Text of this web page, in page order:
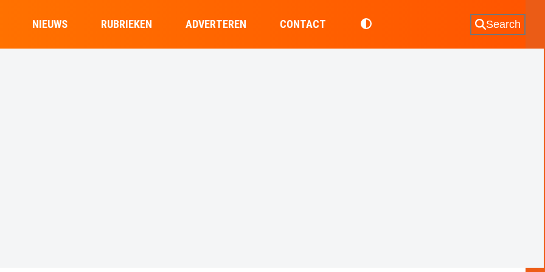
NIEUWS RUBRIEKEN ADVERTEREN CONTACT Search